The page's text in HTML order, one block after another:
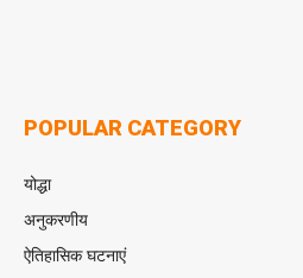
POPULAR CATEGORY
योद्धा
अनुकरणीय
ऐतिहासिक घटनाएं